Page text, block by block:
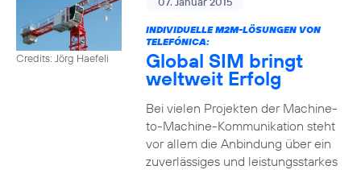
Credits: Jörg Haefeli
INDIVIDUELLE M2M-LÖSUNGEN VON
TELEFÓNICA:
Global SIM bringt
weltweit Erfolg
Bei vielen Projekten der Machine-
to-Machine-Kommunikation steht
vor allem die Anbindung über ein
zuverlässiges und leistungsstarkes